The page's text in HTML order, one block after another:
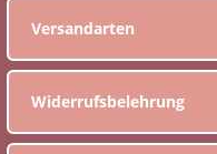
Versandarten
Widerrufsbelehrung